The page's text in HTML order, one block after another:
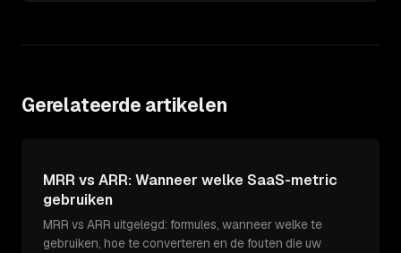
Gerelateerde artikelen
MRR vs ARR: Wanneer welke SaaS-metric
gebruiken
MRR vs ARR uitgelegd: formules, wanneer welke te
gebruiken, hoe te converteren en de fouten die uw